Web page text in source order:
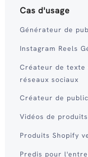
Cas d'usage
Générateur de
Instagram Reels
Créateur de texte
réseaux sociaux
Créateur de
Vidéos de
Produits Shopify
Predis pour